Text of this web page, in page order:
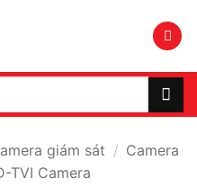
giám sát / Camera
TVI Camera